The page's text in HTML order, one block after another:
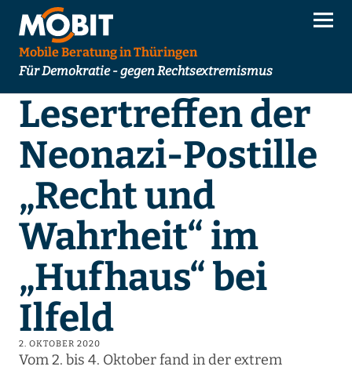
Mobile Beratung in Thüringen
Für Demokratie - gegen Rechtsextremismus
Lesertreffen der
Neonazi-Postille
„Recht und
Wahrheit“ im
„Hufhaus“ bei
Ilfeld
2. OKTOBER 2020
Vom 2. bis 4. Oktober fand in der extrem